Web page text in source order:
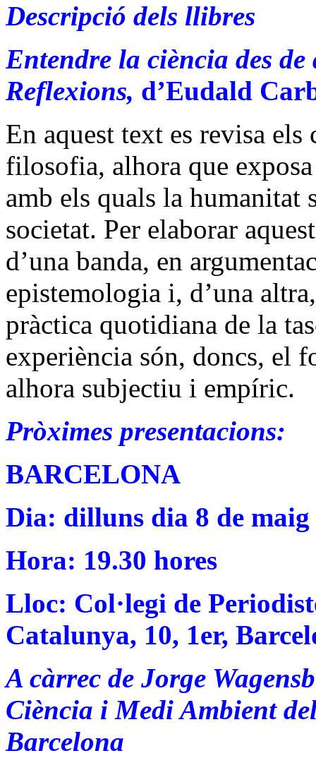
Descripció dels llibres
Entendre la ciència des
Reflexions, d’Eudald
En aquest text es revisa
filosofia, alhora que
amb els quals la humanitat
societat. Per elaborar
d’una banda, en
epistemologia i, d’una
pràctica quotidiana de la
experiència són, doncs, el
alhora subjectiu i empíric.
Pròximes presentacions:
BARCELONA
Dia: dilluns dia 8 de maig
Hora: 19.30 hores
Lloc: Col·legi de
Catalunya, 10, 1er,
A càrrec de Jorge
Ciència i Medi Ambient
Barcelona